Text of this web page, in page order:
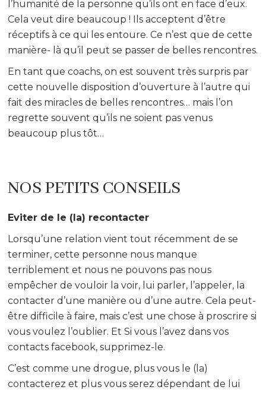
l’humanité de la personne qu’ils ont en face d’eux.
Cela veut dire beaucoup ! Ils acceptent d’être
réceptifs à ce qui les entoure. Ce n’est que de cette
manière- là qu’il peut se passer de belles rencontres.
En tant que coachs, on est souvent très surpris par
cette nouvelle disposition d’ouverture à l’autre qui
fait des miracles de belles rencontres… mais l’on
regrette souvent qu’ils ne soient pas venus
beaucoup plus tôt…
NOS PETITS CONSEILS
Eviter de le (la) recontacter
Lorsqu’une relation vient tout récemment de se
terminer, cette personne nous manque
terriblement et nous ne pouvons pas nous
empêcher de vouloir la voir, lui parler, l’appeler, la
contacter d’une manière ou d’une autre. Cela peut-
être difficile à faire, mais c’est une chose à proscrire si
vous voulez l’oublier. Et Si vous l’avez dans vos
contacts facebook, supprimez-le.
C’est comme une drogue, plus vous le (la)
contacterez et plus vous serez dépendant de lui